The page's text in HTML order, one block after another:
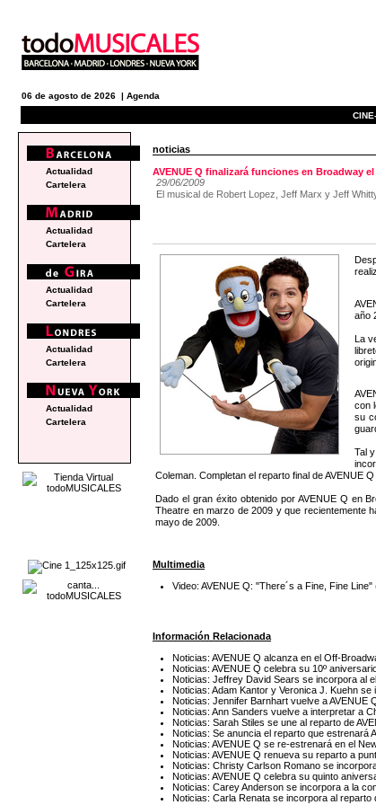
06 de agosto de 2026 | Agenda
noticias
AVENUE Q finalizará funciones en Broadway
29/06/2009
El musical de Robert Lopez, Jeff Marx y Jeff
año
La
con
su
Tal
Coleman. Completan el reparto final de AVENUE
Dado el gran éxito obtenido por AVENUE Q en
Theatre en marzo de 2009 y que recientemente
mayo de 2009.
Multimedia
Video: AVENUE Q: "There´s a Fine, Fine
Información Relacionada
Noticias: AVENUE Q alcanza en el Off-
Noticias: AVENUE Q celebra su 10º
Noticias: Jeffrey David Sears se incorpora al
Noticias: Adam Kantor y Veronica J. Kuehn
Noticias: Jennifer Barnhart vuelve a AVENUE
Noticias: Ann Sanders vuelve a interpretar a
Noticias: Sarah Stiles se une al reparto de
Noticias: Se anuncia el reparto que estrenará
Noticias: AVENUE Q se re-estrenará en el
Noticias: AVENUE Q renueva su reparto a
Noticias: Christy Carlson Romano se
Noticias: AVENUE Q celebra su quinto
Noticias: Carey Anderson se incorpora a la
Noticias: Carla Renata se incorpora al
Actualidad
Cartelera
Actualidad
Cartelera
Actualidad
Cartelera
Actualidad
Cartelera
Actualidad
Cartelera